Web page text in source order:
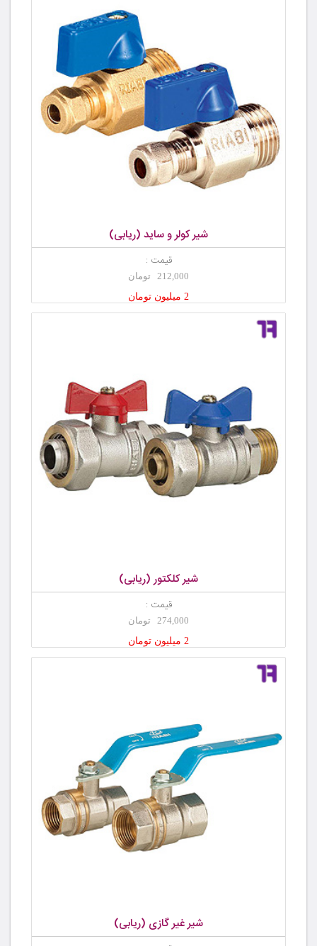
شیر کولر و ساید (ریابی)
قیمت :
212,000 تومان
2 میلیون تومان
شیر کلکتور (ریابی)
قیمت :
274,000 تومان
2 میلیون تومان
شیر غیر گازی (ریابی)